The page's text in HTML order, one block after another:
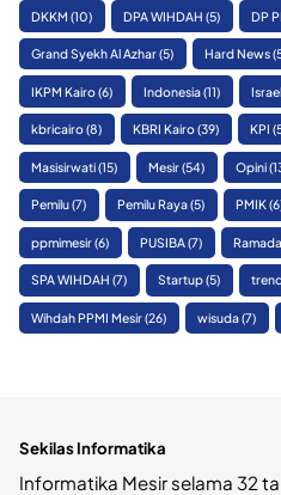
DKKM (10) DPA WIHDAH (5) DP
Grand Syekh Al Azhar(5) Hard News
IKPM Kairo(6) Indonesia(11) Israel
kbricairo(8) KBRI Kairo(39) KPI
Masisirwati(15) Mesir(54) Opini
Pemilu(7) Pemilu Raya(5) PMIK
ppmimesir(6) PUSIBA(7)
SPA WIHDAH (7) Startup(5)
Wihdah PPMI Mesir(26) wisuda(7)
Sekilas Informatika
Informatika Mesir selama 32